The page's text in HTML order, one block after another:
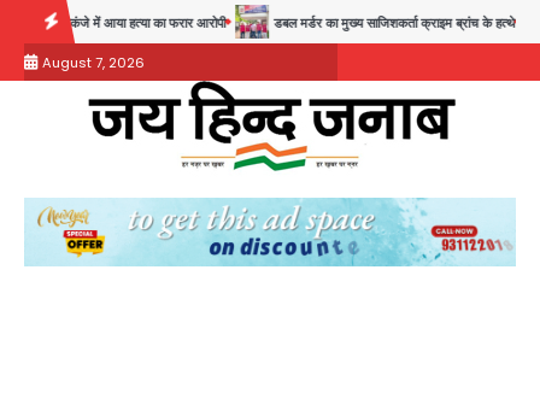
content
के शिकंजे में आया हत्या का फरार आरोपी डबल मर्डर का मुख्य साजिशकर्ता क्राइम ब्रांच के हत्थे
August 7, 2026